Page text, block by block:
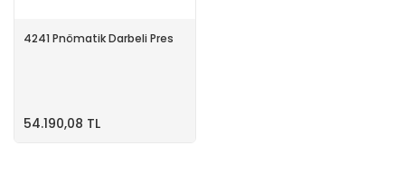
4241 Pnömatik Darbeli Pres
54.190,08 TL